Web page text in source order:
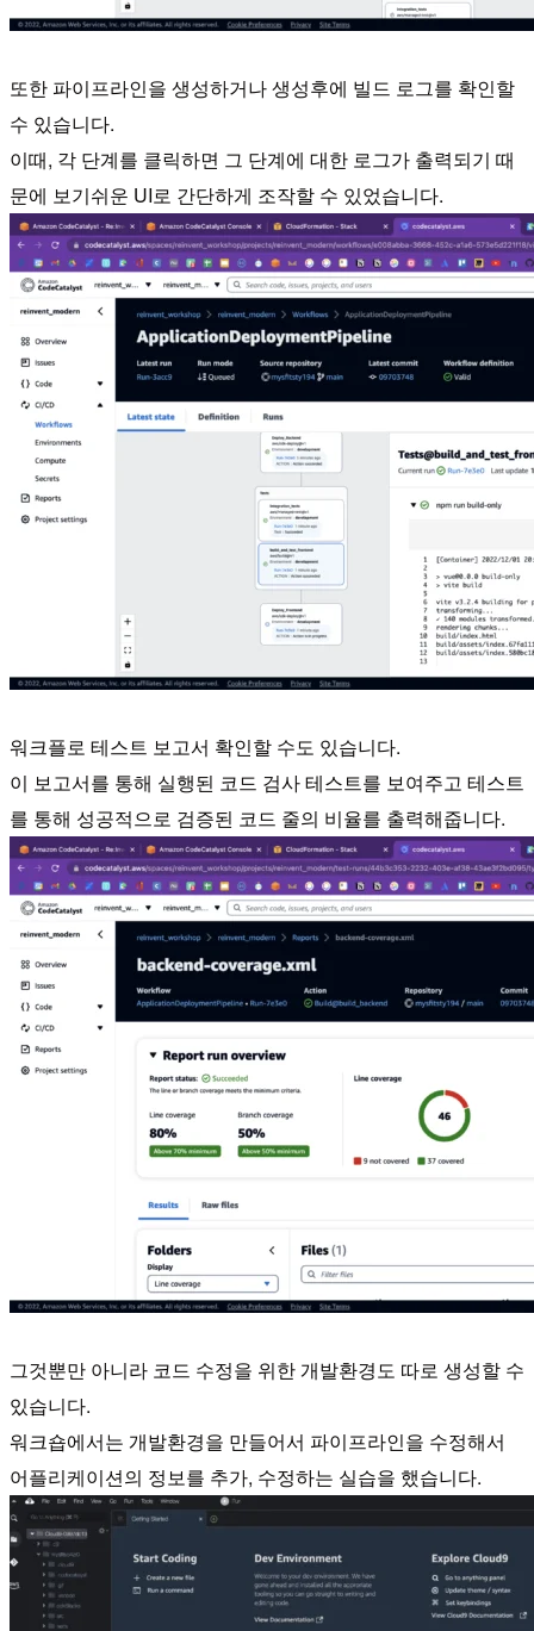
또한 파이프라인을 생성하거나 생성후에 빌드 로그를 확인할
수 있습니다.
이때, 각 단계를 클릭하면 그 단계에 대한 로그가 출력되기 때
문에 보기쉬운 UI로 간단하게 조작할 수 있었습니다.
워크플로 테스트 보고서 확인할 수도 있습니다.
이 보고서를 통해 실행된 코드 검사 테스트를 보여주고 테스트
를 통해 성공적으로 검증된 코드 줄의 비율를 출력해줍니다.
그것뿐만 아니라 코드 수정을 위한 개발환경도 따로 생성할 수
있습니다.
워크숍에서는 개발환경을 만들어서 파이프라인을 수정해서
어플리케이션의 정보를 추가, 수정하는 실습을 했습니다.